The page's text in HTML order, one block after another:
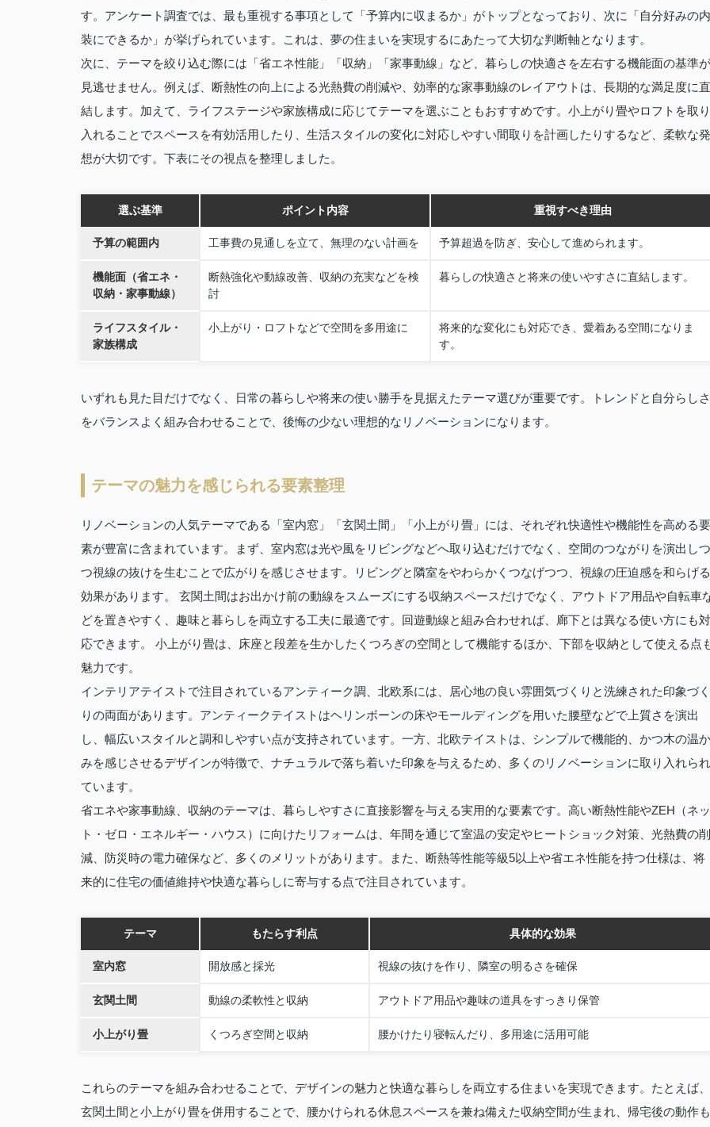
す。アンケート調査では、最も重視する事項として「予算内に収まるか」がトップとなっており、次に「自分好みの内
装にできるか」が挙げられています。これは、夢の住まいを実現するにあたって大切な判断軸となります。
次に、テーマを絞り込む際には「省エネ性能」「収納」「家事動線」など、暮らしの快適さを左右する機能面の基準が
見逃せません。例えば、断熱性の向上による光熱費の削減や、効率的な家事動線のレイアウトは、長期的な満足度に直
結します。加えて、ライフステージや家族構成に応じてテーマを選ぶこともおすすめです。小上がり畳やロフトを取り
入れることでスペースを有効活用したり、生活スタイルの変化に対応しやすい間取りを計画したりするなど、柔軟な発
想が大切です。下表にその視点を整理しました。
選ぶ基準 ポイント内容 重視すべき理由
予算の範囲内 工事費の見通しを立て、無理のない計画を 予算超過を防ぎ、安心して進められます。
機能面（省エネ・
収納・家事動線）
断熱強化や動線改善、収納の充実などを検
討
暮らしの快適さと将来の使いやすさに直結します。
ライフスタイル・
家族構成
小上がり・ロフトなどで空間を多用途に
将来的な変化にも対応でき、愛着ある空間になりま
す。
いずれも見た目だけでなく、日常の暮らしや将来の使い勝手を見据えたテーマ選びが重要です。トレンドと自分らしさ
をバランスよく組み合わせることで、後悔の少ない理想的なリノベーションになります。
テーマの魅力を感じられる要素整理
リノベーションの人気テーマである「室内窓」「玄関土間」「小上がり畳」には、それぞれ快適性や機能性を高める要
素が豊富に含まれています。まず、室内窓は光や風をリビングなどへ取り込むだけでなく、空間のつながりを演出しつ
つ視線の抜けを生むことで広がりを感じさせます。リビングと隣室をやわらかくつなげつつ、視線の圧迫感を和らげる
効果があります。 玄関土間はお出かけ前の動線をスムーズにする収納スペースだけでなく、アウトドア用品や自転車
どを置きやすく、趣味と暮らしを両立する工夫に最適です。回遊動線と組み合わせれば、廊下とは異なる使い方にも対
応できます。 小上がり畳は、床座と段差を生かしたくつろぎの空間として機能するほか、下部を収納として使える点
魅力です。
インテリアテイストで注目されているアンティーク調、北欧系には、居心地の良い雰囲気づくりと洗練された印象づく
りの両面があります。アンティークテイストはヘリンボーンの床やモールディングを用いた腰壁などで上質さを演出
し、幅広いスタイルと調和しやすい点が支持されています。一方、北欧テイストは、シンプルで機能的、かつ木の温か
みを感じさせるデザインが特徴で、ナチュラルで落ち着いた印象を与えるため、多くのリノベーションに取り入れられ
ています。
省エネや家事動線、収納のテーマは、暮らしやすさに直接影響を与える実用的な要素です。高い断熱性能やZEH（ネッ
ト・ゼロ・エネルギー・ハウス）に向けたリフォームは、年間を通じて室温の安定やヒートショック対策、光熱費の削
減、防災時の電力確保など、多くのメリットがあります。また、断熱等性能等級5以上や省エネ性能を持つ仕様は、将
来的に住宅の価値維持や快適な暮らしに寄与する点で注目されています。
テーマ もたらす利点 具体的な効果
室内窓 開放感と採光 視線の抜けを作り、隣室の明るさを確保
玄関土間 動線の柔軟性と収納 アウトドア用品や趣味の道具をすっきり保管
小上がり畳 くつろぎ空間と収納 腰かけたり寝転んだり、多用途に活用可能
これらのテーマを組み合わせることで、デザインの魅力と快適な暮らしを両立する住まいを実現できます。たとえば、
玄関土間と小上がり畳を併用することで、腰かけられる休息スペースを兼ね備えた収納空間が生まれ、帰宅後の動作も